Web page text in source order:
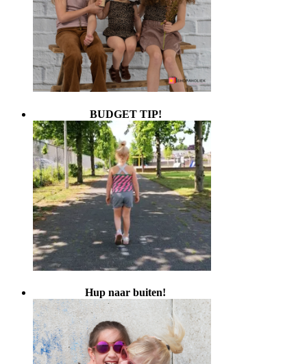
BUDGET TIP!
Hup naar buiten!